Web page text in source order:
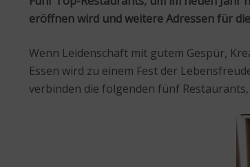
eröffnen wird und weitere Adressen für
Wenn Leidenschaft mit gutem Gespür,
Essen wird zu einem Fest der
verbinden die folgenden fünf